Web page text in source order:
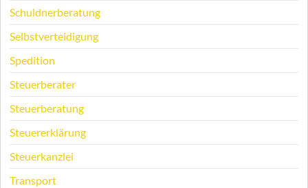
Schuldnerberatung
Selbstverteidigung
Spedition
Steuerberater
Steuerberatung
Steuererklärung
Steuerkanzlei
Transport